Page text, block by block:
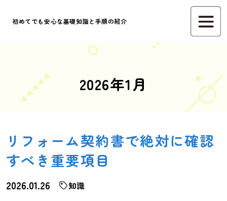
初めてでも安心な基礎知識と手順の紹介
2026年1月
リフォーム契約書で絶対に確認
すべき重要項目
2026.01.26 知識